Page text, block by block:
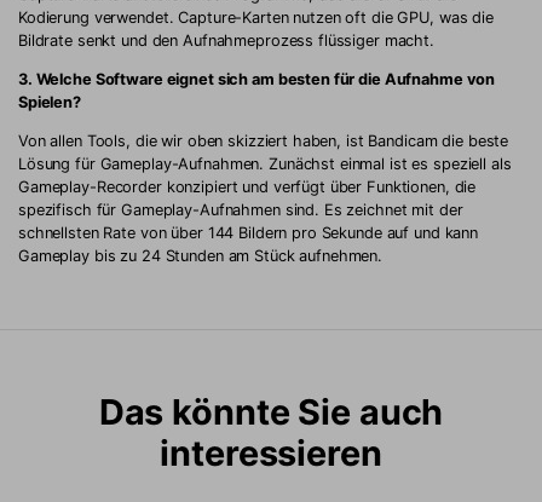
Kodierung verwendet. Capture-Karten nutzen oft die GPU, was die
Bildrate senkt und den Aufnahmeprozess flüssiger macht.
3. Welche Software eignet sich am besten für die Aufnahme von
Spielen?
Von allen Tools, die wir oben skizziert haben, ist Bandicam die beste
Lösung für Gameplay-Aufnahmen. Zunächst einmal ist es speziell als
Gameplay-Recorder konzipiert und verfügt über Funktionen, die
spezifisch für Gameplay-Aufnahmen sind. Es zeichnet mit der
schnellsten Rate von über 144 Bildern pro Sekunde auf und kann
Gameplay bis zu 24 Stunden am Stück aufnehmen.
Das könnte Sie auch
interessieren